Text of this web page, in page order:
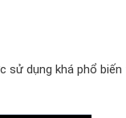
sử dụng khá phổ